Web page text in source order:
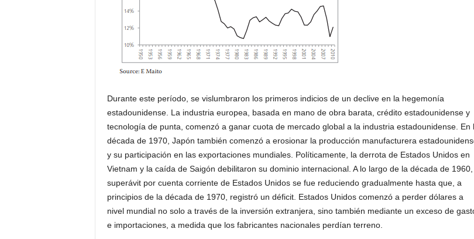
Durante este período, se vislumbraron los primeros indicios de un declive en la hegemonía
estadounidense. La industria europea, basada en mano de obra barata, crédito estadounidense y
tecnología de punta, comenzó a ganar cuota de mercado global a la industria estadounidense. En
década de 1970, Japón también comenzó a erosionar la producción manufacturera
y su participación en las exportaciones mundiales. Políticamente, la derrota de Estados Unidos en
Vietnam y la caída de Saigón debilitaron su dominio internacional. A lo largo de la década de
superávit por cuenta corriente de Estados Unidos se fue reduciendo gradualmente hasta que, a
principios de la década de 1970, registró un déficit. Estados Unidos comenzó a perder dólares a
nivel mundial no solo a través de la inversión extranjera, sino también mediante un exceso de
e importaciones, a medida que los fabricantes nacionales perdían terreno.